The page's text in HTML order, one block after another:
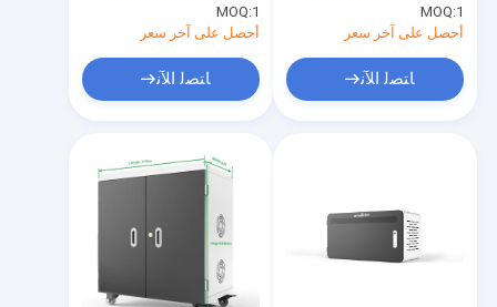
MOQ:1
أحصل على آخر سعر
ﺎﺘﺼﻟ ﺍﻶﻧ
MOQ:1
أحصل على آخر سعر
ﺎﺘﺼﻟ ﺍﻶﻧ